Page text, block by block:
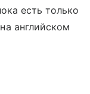
есть только
английском